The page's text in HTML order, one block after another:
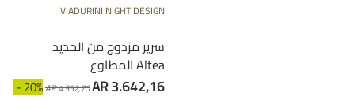
VIADURINI NIGHT DESIGN
سرير مزدوج من الحديد
المطاوع Altea
- 20%AR 4.552,70AR 3.642,16